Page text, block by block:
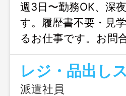
週3日〜勤務OK、深
す。履歴書不要・見
るお仕事です。お問
福岡までお気軽にご
レジ・品出し
派遣社員